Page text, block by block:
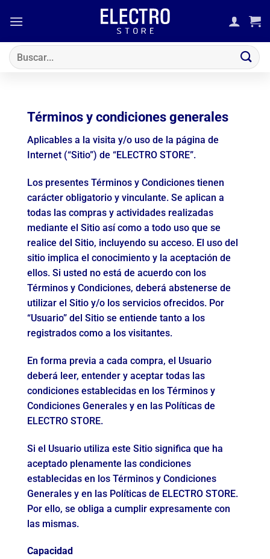
Buscar
por:
Términos y condiciones generales
Aplicables a la visita y/o uso de la página de
Internet (“Sitio”) de “ELECTRO STORE”.
Los presentes Términos y Condiciones tienen
carácter obligatorio y vinculante. Se aplican a
todas las compras y actividades realizadas
mediante el Sitio así como a todo uso que se
realice del Sitio, incluyendo su acceso. El uso del
sitio implica el conocimiento y la aceptación de
ellos. Si usted no está de acuerdo con los
Términos y Condiciones, deberá abstenerse de
utilizar el Sitio y/o los servicios ofrecidos. Por
“Usuario” del Sitio se entiende tanto a los
registrados como a los visitantes.
En forma previa a cada compra, el Usuario
deberá leer, entender y aceptar todas las
condiciones establecidas en los Términos y
Condiciones Generales y en las Políticas de
ELECTRO STORE.
Si el Usuario utiliza este Sitio significa que ha
aceptado plenamente las condiciones
establecidas en los Términos y Condiciones
Generales y en las Políticas de ELECTRO STORE.
Por ello, se obliga a cumplir expresamente con
las mismas.
Capacidad